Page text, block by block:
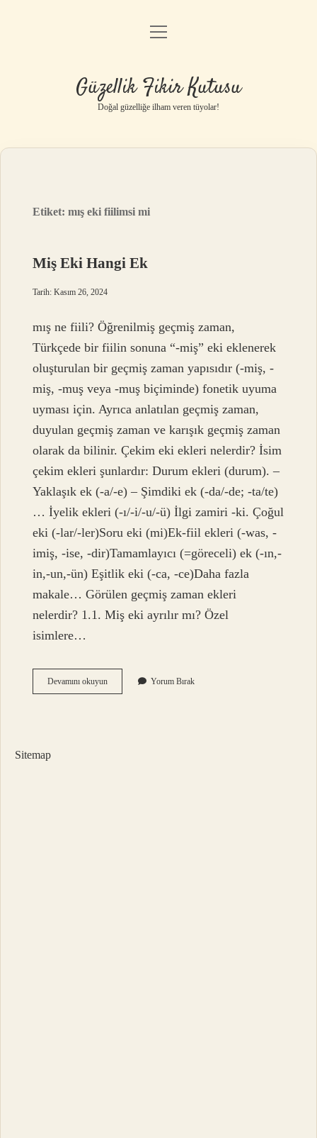
Anasayfa
Yasal Uyarı
menüyü
Güzellik Fikir Kutusu
Doğal güzelliğe ilham veren tüyolar!
Etiket:mış eki fiilimsi mi
Miş Eki Hangi Ek
Tarih: Kasım 26, 2024
mış ne fiili? Öğrenilmiş geçmiş zaman,
Türkçede bir fiilin sonuna “-miş” eki eklenerek
oluşturulan bir geçmiş zaman yapısıdır (-miş, -
miş, -muş veya -muş biçiminde) fonetik uyuma
uyması için. Ayrıca anlatılan geçmiş zaman,
duyulan geçmiş zaman ve karışık geçmiş zaman
olarak da bilinir. Çekim eki ekleri nelerdir? İsim
çekim ekleri şunlardır: Durum ekleri (durum). –
Yaklaşık ek (-a/-e) – Şimdiki ek (-da/-de; -ta/te)
… İyelik ekleri (-ı/-i/-u/-ü) İlgi zamiri -ki. Çoğul
eki (-lar/-ler)Soru eki (mi)Ek-fiil ekleri (-was, -
imiş, -ise, -dir)Tamamlayıcı (=göreceli) ek (-ın,-
in,-un,-ün) Eşitlik eki (-ca, -ce)Daha fazla
makale… Görülen geçmiş zaman ekleri
nelerdir? 1.1. Miş eki ayrılır mı? Özel
isimlere…
Devamını okuyunMiş
Eki
Yorum Bırak
Sitemap